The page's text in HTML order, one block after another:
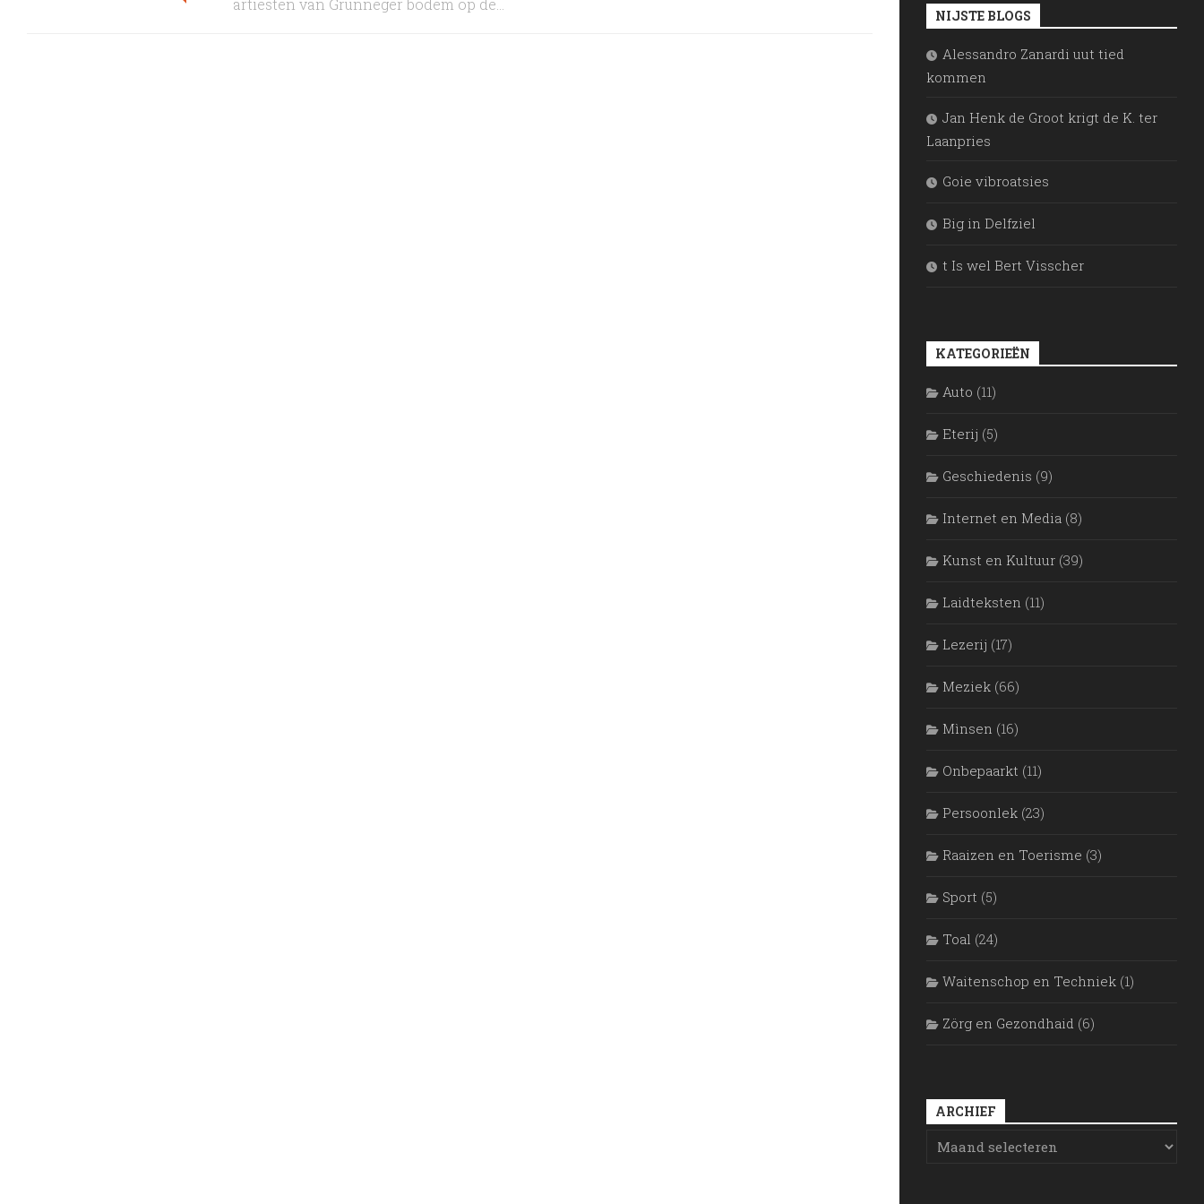
artiesten van Grunneger bodem op de...
NIJSTE BLOGS
Alessandro Zanardi uut tied
kommen
Jan Henk de Groot krigt de K. ter
Laanpries
Goie vibroatsies
Big in Delfziel
t Is wel Bert Visscher
KATEGORIEËN
Auto (11)
Eterij (5)
Geschiedenis (9)
Internet en Media (8)
Kunst en Kultuur (39)
Laidteksten (11)
Lezerij (17)
Meziek (66)
Mìnsen (16)
Onbepaarkt (11)
Persoonlek (23)
Raaizen en Toerisme (3)
Sport (5)
Toal (24)
Waitenschop en Techniek (1)
Zörg en Gezondhaid (6)
ARCHIEF